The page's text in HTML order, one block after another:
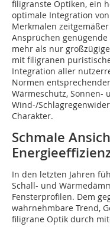
filigranste ­Optiken, ein
optimale Integration
Merkmalen
Ansprüchen
mehr als nur
mit filigranen
Integration aller
Normen
Wärmeschutz, Sonnen-
Wind-/
Charakter.
Schmale
In den letzten Jahren
Schall- und
Fensterprofilen. Dem
wahrnehmbare Trend,
filigrane Optik durch